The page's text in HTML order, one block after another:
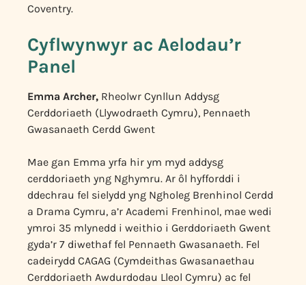
Coventry.
Cyflwynwyr ac Aelodau’r
Panel
Emma Archer, Rheolwr Cynllun Addysg
Cerddoriaeth (Llywodraeth Cymru), Pennaeth
Gwasanaeth Cerdd Gwent
Mae gan Emma yrfa hir ym myd addysg
cerddoriaeth yng Nghymru. Ar ôl hyfforddi i
ddechrau fel sielydd yng Ngholeg Brenhinol Cerdd
a Drama Cymru, a’r Academi Frenhinol, mae wedi
ymroi 35 mlynedd i weithio i Gerddoriaeth Gwent
gyda’r 7 diwethaf fel Pennaeth Gwasanaeth. Fel
cadeirydd CAGAG (Cymdeithas Gwasanaethau
Cerddoriaeth Awdurdodau Lleol Cymru) ac fel